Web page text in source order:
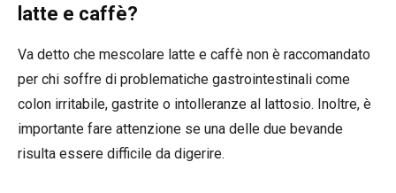
latte e caffè?
Va detto che mescolare latte e caffè non è raccomandato
per chi soffre di problematiche gastrointestinali come
colon irritabile, gastrite o intolleranze al lattosio. Inoltre, è
importante fare attenzione se una delle due bevande
risulta essere difficile da digerire.